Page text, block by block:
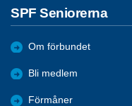
SPF Seniorerna
Om förbundet
Bli medlem
Förmåner